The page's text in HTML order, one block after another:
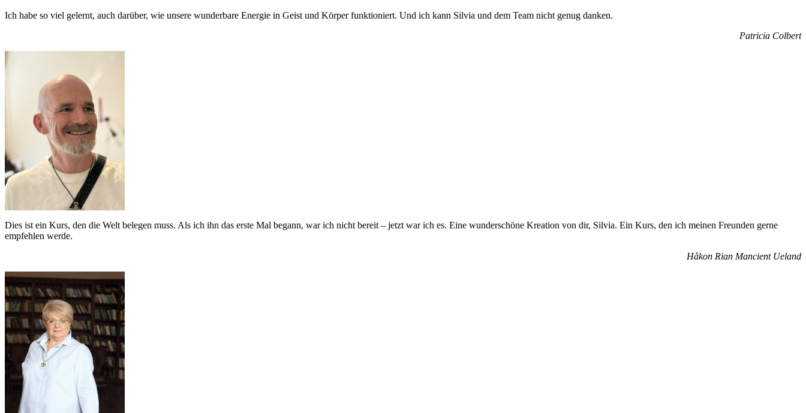
Ich habe so viel gelernt, auch darüber, wie unsere wunderbare Energie in Geist und Körper funktioniert. Und ich kann Silvia und dem Team nicht genug danken.
Patricia Colbert
Dies ist ein Kurs, den die Welt belegen muss. Als ich ihn das erste Mal begann, war ich nicht bereit – jetzt war ich es. Eine wunderschöne Kreation von dir, Silvia. Ein Kurs, den ich meinen Freunden gerne
empfehlen werde.
Håkon Rian Mancient Ueland